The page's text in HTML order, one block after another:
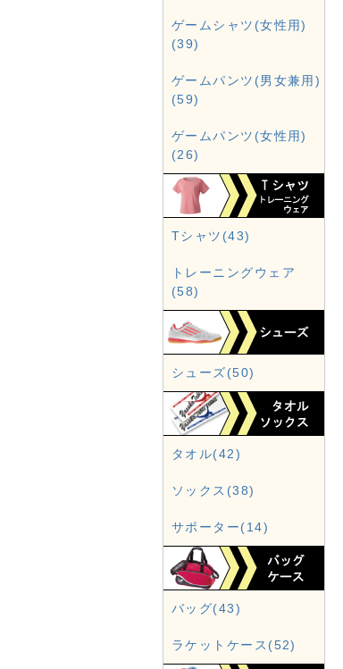
ゲームシャツ(女性用)
(39)
ゲームパンツ(男女兼用)
(59)
ゲームパンツ(女性用)
(26)
Tシャツ(43)
トレーニングウェア
(58)
シューズ(50)
タオル(42)
ソックス(38)
サポーター(14)
バッグ(43)
ラケットケース(52)